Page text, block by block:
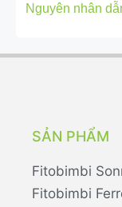
Nguyên nhân
SẢN PHẨM
Fitobimbi
Fitobimbi